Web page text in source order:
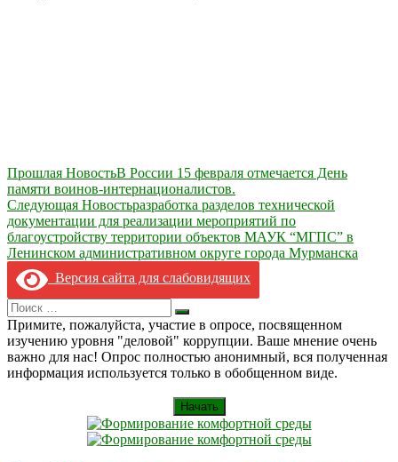
Навигация
по
записям
Прошлая НовостьВ России 15 февраля отмечается День
памяти воинов-интернационалистов.
Следующая Новостьразработка разделов технической
документации для реализации мероприятий по
благоустройству территории объектов МАУК “МГПС” в
Ленинском административном округе города Мурманска
Версия сайта для слабовидящих
Search
for:
Искать
Примите, пожалуйста, участие в опросе, посвященном
изучению уровня "деловой" коррупции. Ваше мнение очень
важно для нас! Опрос полностью анонимный, вся полученная
информация используется только в обобщенном виде.
Начать